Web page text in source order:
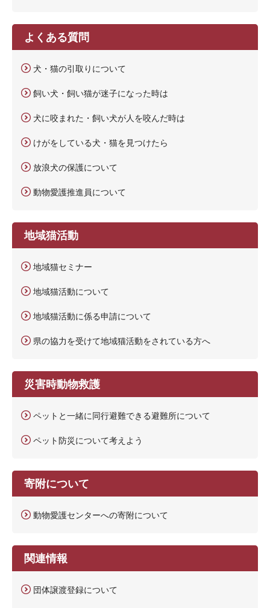
よくある質問
犬・猫の引取りについて
飼い犬・飼い猫が迷子になった時は
犬に咬まれた・飼い犬が人を咬んだ時は
けがをしている犬・猫を見つけたら
放浪犬の保護について
動物愛護推進員について
地域猫活動
地域猫セミナー
地域猫活動について
地域猫活動に係る申請について
県の協力を受けて地域猫活動をされている方へ
災害時動物救護
ペットと一緒に同行避難できる避難所について
ペット防災について考えよう
寄附について
動物愛護センターへの寄附について
関連情報
団体譲渡登録について